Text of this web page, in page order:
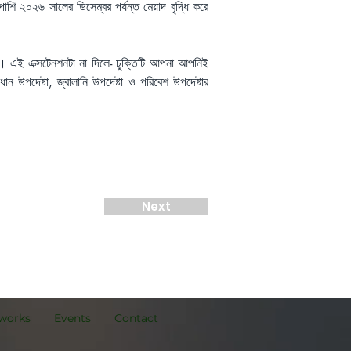
২০২৬ সালের ডিসেম্বর পর্যন্ত মেয়াদ বৃদ্ধি করে
এই এক্সটেনশনটা না দিলে- চুক্তিটি আপনা আপনিই
জ্বালানি উপদেষ্টা ও পরিবেশ উপদেষ্টার
Next
Events Contact